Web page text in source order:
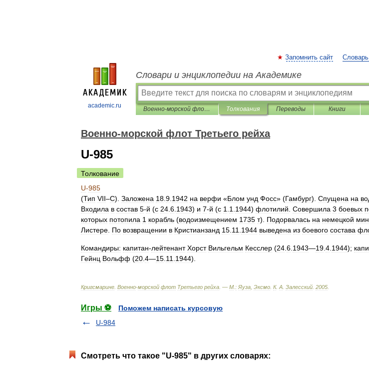
academic.ru
Запомнить сайт
Словари и энциклопедии на Академике
Военно-морской флот Третьего рейха Толкования Переводы Книги
Военно-морской флот Третьего рейха
U-985
Толкование
U-985
(Тип VII–C). Заложена 18 9 1942 на верфи «Блом унд Фосс» (Гамбург). Спущена на
Входила в состав 5-й (с 24 6 1943) и 7-й (с 1 1 1944) флотилий Совершила 3 боевых
которых потопила 1 корабль (водоизмещением 1735 т). Подорвалась на немецкой
Листере По возвращении в Кристианзанд 15 11 1944 выведена из боевого состава
Командиры: капитан-лейтенант Хорст Вильгельм Кесслер (24 6 1943—19 4 1944);
Гейнц Вольфф (20 4—15 11 1944).
Кригсмарине Военно-морской флот Третьего рейха . — М : Яуза Эксмо К. А Залесский 2005
Игры ⚽
Поможем написать курсовую
U-984
Смотреть что такое "U-985" в других словарях: